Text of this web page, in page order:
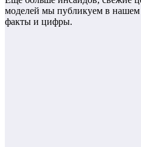
моделей мы публикуем в нашем
факты и цифры.